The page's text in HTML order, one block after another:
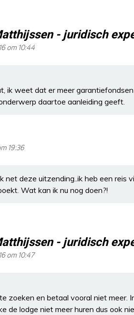
- juridisch
om 10:44
ik weet dat er meer
daartoe aanleiding geeft.
19:36
net deze uitzending..ik heb een reis
Wat kan ik nu nog doen?!
- juridisch
om 10:47
zoeken en betaal vooral niet meer.
de lodge niet meer huren dus ook